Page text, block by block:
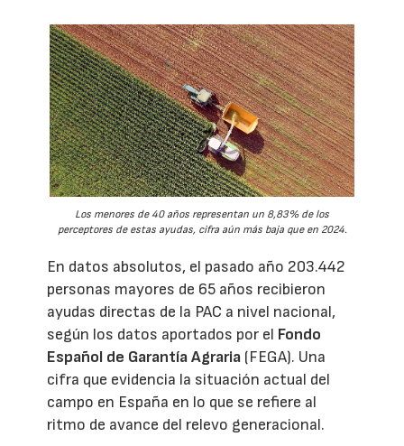
Los menores de 40 años representan un 8,83% de los
perceptores de estas ayudas, cifra aún más baja que en 2024.
En datos absolutos, el pasado año 203.442
personas mayores de 65 años recibieron
ayudas directas de la PAC a nivel nacional,
según los datos aportados por el Fondo
Español de Garantía Agraria (FEGA). Una
cifra que evidencia la situación actual del
campo en España en lo que se refiere al
ritmo de avance del relevo generacional.